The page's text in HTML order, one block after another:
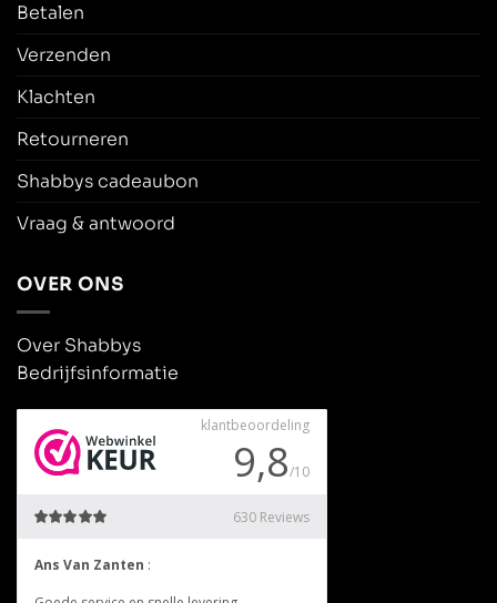
Betalen
Verzenden
Klachten
Retourneren
Shabbys cadeaubon
Vraag & antwoord
OVER ONS
Over Shabbys
Bedrijfsinformatie